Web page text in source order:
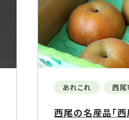
あれこれ 西尾
西尾の名産品「